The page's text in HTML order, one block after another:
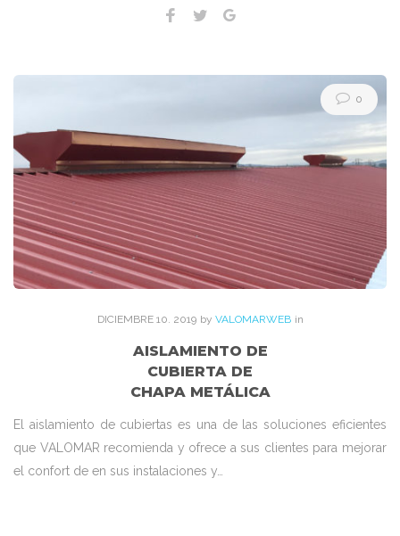
Facebook
Twitter
0
DICIEMBRE10 . 2019 by VALOMARWEB in
AISLAMIENTO DE
CUBIERTA DE
CHAPA METÁLICA
El aislamiento de cubiertas es una de las soluciones eficientes
que VALOMAR recomienda y ofrece a sus clientes para mejorar
el confort de en sus instalaciones y…